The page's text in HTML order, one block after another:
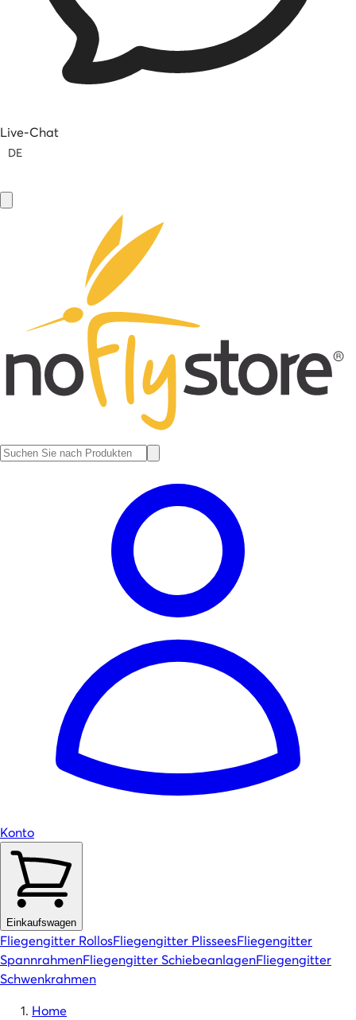
Live-Chat
DE
Konto
Einkaufswagen
Fliegengitter RollosFliegengitter PlisseesFliegengitter
SpannrahmenFliegengitter SchiebeanlagenFliegengitter
Schwenkrahmen
Home